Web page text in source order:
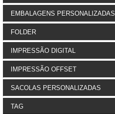
EMBALAGENS PERSONALIZADAS
FOLDER
IMPRESSÃO DIGITAL
IMPRESSÃO OFFSET
SACOLAS PERSONALIZADAS
TAG